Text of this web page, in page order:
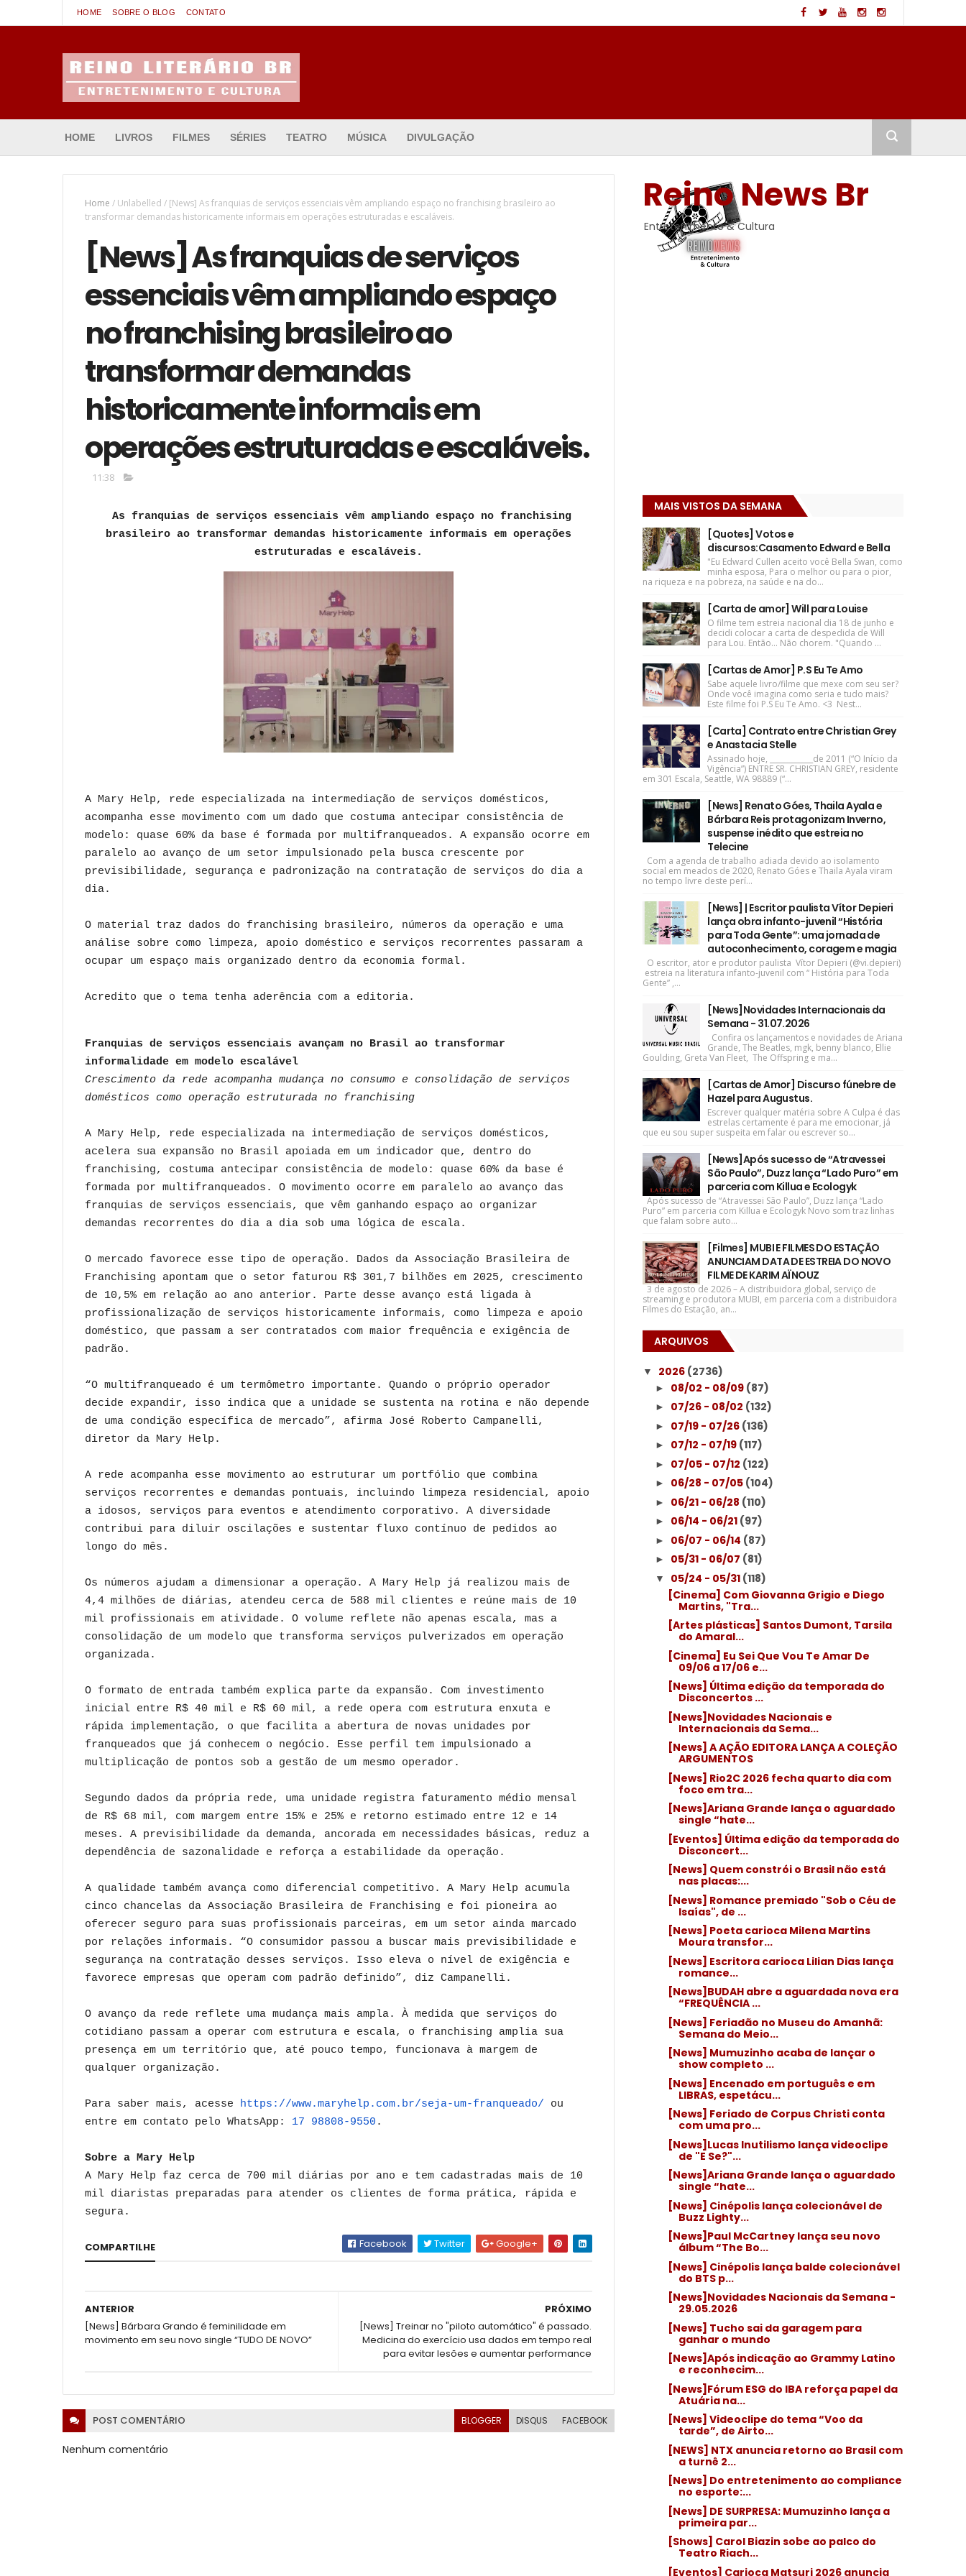
HOME SOBRE O BLOG CONTATO
HOME LIVROS FILMES SÉRIES TEATRO MÚSICA DIVULGAÇÃO
Home / Unlabelled / [News] As franquias de serviços essenciais vêm ampliando espaço no franchising brasileiro ao
transformar demandas historicamente informais em operações estruturadas e escaláveis.
[News] As franquias de serviços
essenciais vêm ampliando espaço
no franchising brasileiro ao
transformar demandas
historicamente informais em
operações estruturadas e escaláveis.
11:38
As franquias de serviços essenciais vêm ampliando espaço no franchising
brasileiro ao transformar demandas historicamente informais em operações
estruturadas e escaláveis.
A Mary Help, rede especializada na intermediação de serviços domésticos,
acompanha esse movimento com um dado que costuma antecipar consistência de
modelo: quase 60% da base é formada por multifranqueados. A expansão ocorre em
paralelo ao avanço de um setor impulsionado pela busca crescente por
previsibilidade, segurança e padronização na contratação de serviços do dia a
dia.
O material traz dados do franchising brasileiro, números da operação e uma
análise sobre como limpeza, apoio doméstico e serviços recorrentes passaram a
ocupar um espaço mais organizado dentro da economia formal.
Acredito que o tema tenha aderência com a editoria.
Franquias de serviços essenciais avançam no Brasil ao transformar
informalidade em modelo escalável
Crescimento da rede acompanha mudança no consumo e consolidação de serviços
domésticos como operação estruturada no franchising
A Mary Help, rede especializada na intermediação de serviços domésticos,
acelera sua expansão no Brasil apoiada em um indicador que, dentro do
franchising, costuma antecipar consistência de modelo: quase 60% da base é
formada por multifranqueados. O movimento ocorre em paralelo ao avanço das
franquias de serviços essenciais, que vêm ganhando espaço ao organizar
demandas recorrentes do dia a dia sob uma lógica de escala.
O mercado favorece esse tipo de operação. Dados da Associação Brasileira de
Franchising apontam que o setor faturou R$ 301,7 bilhões em 2025, crescimento
de 10,5% em relação ao ano anterior. Parte desse avanço está ligada à
profissionalização de serviços historicamente informais, como limpeza e apoio
doméstico, que passam a ser contratados com maior frequência e exigência de
padrão.
“O multifranqueado é um termômetro importante. Quando o próprio operador
decide expandir, isso indica que a unidade se sustenta na rotina e não depende
de uma condição específica de mercado”, afirma José Roberto Campanelli,
diretor da Mary Help.
A rede acompanha esse movimento ao estruturar um portfólio que combina
serviços recorrentes e demandas pontuais, incluindo limpeza residencial, apoio
a idosos, serviços para eventos e atendimento corporativo. A diversidade
contribui para diluir oscilações e sustentar fluxo contínuo de pedidos ao
longo do mês.
Os números ajudam a dimensionar a operação. A Mary Help já realizou mais de
4,4 milhões de diárias, atendeu cerca de 588 mil clientes e reúne mais de 10
mil profissionais em atividade. O volume reflete não apenas escala, mas a
consolidação de um modelo que transforma serviços pulverizados em operação
organizada.
O formato de entrada também explica parte da expansão. Com investimento
inicial entre R$ 40 mil e R$ 60 mil, a rede opera com estrutura enxuta e
rápida implementação, o que facilita a abertura de novas unidades por
franqueados que já conhecem o negócio. Esse perfil tem impulsionado a
multiplicação de pontos sob a gestão de um mesmo operador.
Segundo dados da própria rede, uma unidade registra faturamento médio mensal
de R$ 68 mil, com margem entre 15% e 25% e retorno estimado entre 12 e 14
meses. A previsibilidade da demanda, ancorada em necessidades básicas, reduz a
dependência de sazonalidade e reforça a estabilidade da operação.
A qualidade também avança como diferencial competitivo. A Mary Help acumula
cinco chancelas da Associação Brasileira de Franchising e foi pioneira ao
oferecer seguro para suas profissionais parceiras, em um setor ainda marcado
por relações informais. “O consumidor passou a buscar mais previsibilidade e
segurança na contratação desses serviços. Isso eleva o nível de exigência e
favorece empresas que operam com padrão definido”, diz Campanelli.
O avanço da rede reflete uma mudança mais ampla. À medida que serviços do
cotidiano passam a operar com estrutura e escala, o franchising amplia sua
presença em um território que, até pouco tempo, funcionava à margem de
qualquer organização.
Para saber mais, acesse https://www.maryhelp. com.br/seja-um-franqueado/ ou
entre em contato pelo WhatsApp: 17 98808-9550 .
Sobre a Mary Help
A Mary Help faz cerca de 700 mil diárias por ano e tem cadastradas mais de 10
mil diaristas preparadas para atender os clientes de forma prática, rápida e
segura.
COMPARTILHE Facebook Twitter Google+
PRÓXIMO
[News] Treinar no "piloto automático" é passado.
Medicina do exercício usa dados em tempo real
para evitar lesões e aumentar performance
ANTERIOR
[News] Bárbara Grando é feminilidade em
movimento em seu novo single “TUDO DE NOVO”
POST COMENTÁRIO BLOGGER DISQUS FACEBOOK
Nenhum comentário
Reino News Br
Entretenimento & Cultura
MAIS VISTOS DA SEMANA
[Quotes] Votos e
discursos:Casamento Edward e Bella
"Eu Edward Cullen aceito você Bella Swan, como
minha esposa, Para o melhor ou para o pior,
na riqueza e na pobreza, na saúde e na do...
[Carta de amor] Will para Louise
O filme tem estreia nacional dia 18 de junho e
decidi colocar a carta de despedida de Will
para Lou. Então... Não chorem. "Quando ...
[Cartas de Amor] P.S Eu Te Amo
Sabe aquele livro/filme que mexe com seu ser?
Onde você imagina como seria e tudo mais?
Este filme foi P.S Eu Te Amo. <3 Nest...
[Carta] Contrato entre Christian Grey
e Anastacia Stelle
Assinado hoje, ____________de 2011 (“O Início da
Vigência”) ENTRE SR. CHRISTIAN GREY, residente
em 301 Escala, Seattle, WA 98889 (“...
[News] Renato Góes, Thaila Ayala e
Bárbara Reis protagonizam Inverno,
suspense inédito que estreia no
Telecine
Com a agenda de trabalho adiada devido ao isolamento
social em meados de 2020, Renato Góes e Thaila Ayala viram
no tempo livre deste perí...
[News] | Escritor paulista Vítor Depieri
lança obra infanto-juvenil “História
para Toda Gente”: uma jornada de
autoconhecimento, coragem e magia
O escritor, ator e produtor paulista Vítor Depieri (@vi.depieri)
estreia na literatura infanto-juvenil com “ História para Toda
Gente” ,...
[News]Novidades Internacionais da
Semana - 31.07.2026
Confira os lançamentos e novidades de Ariana
Grande, The Beatles, mgk, benny blanco, Ellie
Goulding, Greta Van Fleet, The Offspring e ma...
[Cartas de Amor] Discurso fúnebre de
Hazel para Augustus.
Escrever qualquer matéria sobre A Culpa é das
estrelas certamente é para me emocionar, já
que eu sou super suspeita em falar ou escrever so...
[News]Após sucesso de “Atravessei
São Paulo”, Duzz lança “Lado Puro” em
parceria com Killua e Ecologyk
Após sucesso de “Atravessei São Paulo”, Duzz lança “Lado
Puro” em parceria com Killua e Ecologyk Novo som traz linhas
que falam sobre auto...
[Filmes] MUBI E FILMES DO ESTAÇÃO
ANUNCIAM DATA DE ESTREIA DO NOVO
FILME DE KARIM AÏNOUZ
3 de agosto de 2026 – A distribuidora global, serviço de
streaming e produtora MUBI, em parceria com a distribuidora
Filmes do Estação, an...
ARQUIVOS
▼ 2026 (2736)
► 08/02 - 08/09 (87)
► 07/26 - 08/02 (132)
► 07/19 - 07/26 (136)
► 07/12 - 07/19 (117)
► 07/05 - 07/12 (122)
► 06/28 - 07/05 (104)
► 06/21 - 06/28 (110)
► 06/14 - 06/21 (97)
► 06/07 - 06/14 (87)
► 05/31 - 06/07 (81)
▼ 05/24 - 05/31 (118)
[Cinema] Com Giovanna Grigio e Diego
Martins, "Tra...
[Artes plásticas] Santos Dumont, Tarsila
do Amaral...
[Cinema] Eu Sei Que Vou Te Amar De
09/06 a 17/06 e...
[News] Última edição da temporada do
Disconcertos ...
[News]Novidades Nacionais e
Internacionais da Sema...
[News] A AÇÃO EDITORA LANÇA A COLEÇÃO
ARGUMENTOS
[News] Rio2C 2026 fecha quarto dia com
foco em tra...
[News]Ariana Grande lança o aguardado
single “hate...
[Eventos] Última edição da temporada do
Disconcert...
[News] Quem constrói o Brasil não está
nas placas:...
[News] Romance premiado "Sob o Céu de
Isaías", de ...
[News] Poeta carioca Milena Martins
Moura transfor...
[News] Escritora carioca Lilian Dias lança
romance...
[News]BUDAH abre a aguardada nova era
“FREQUÊNCIA ...
[News] Feriadão no Museu do Amanhã:
Semana do Meio...
[News] Mumuzinho acaba de lançar o
show completo ...
[News] Encenado em português e em
LIBRAS, espetácu...
[News] Feriado de Corpus Christi conta
com uma pro...
[News]Lucas Inutilismo lança videoclipe
de "E Se?"...
[News]Ariana Grande lança o aguardado
single “hate...
[News] Cinépolis lança colecionável de
Buzz Lighty...
[News]Paul McCartney lança seu novo
álbum “The Bo...
[News] Cinépolis lança balde colecionável
do BTS p...
[News]Novidades Nacionais da Semana -
29.05.2026
[News] Tucho sai da garagem para
ganhar o mundo
[News]Após indicação ao Grammy Latino
e reconhecim...
[News]Fórum ESG do IBA reforça papel da
Atuária na...
[News] Videoclipe do tema “Voo da
tarde”, de Airto...
[NEWS] NTX anuncia retorno ao Brasil com
a turnê 2...
[News] Do entretenimento ao compliance
no esporte:...
[News] DE SURPRESA: Mumuzinho lança a
primeira par...
[Shows] Carol Biazin sobe ao palco do
Teatro Riach...
[Eventos] Carioca Matsuri 2026 anuncia